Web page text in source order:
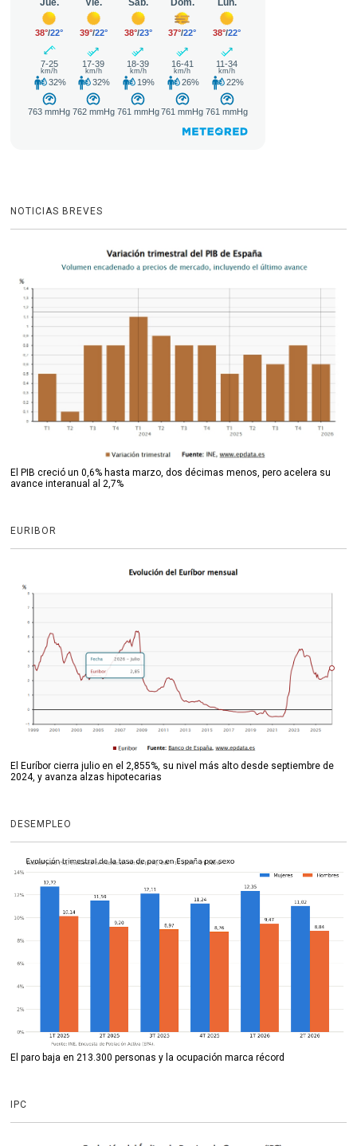
NOTICIAS BREVES
El PIB creció un 0,6% hasta marzo, dos décimas menos, pero acelera su
avance interanual al 2,7%
EURIBOR
El Euríbor cierra julio en el 2,855%, su nivel más alto desde septiembre de
2024, y avanza alzas hipotecarias
DESEMPLEO
El paro baja en 213.300 personas y la ocupación marca récord
IPC